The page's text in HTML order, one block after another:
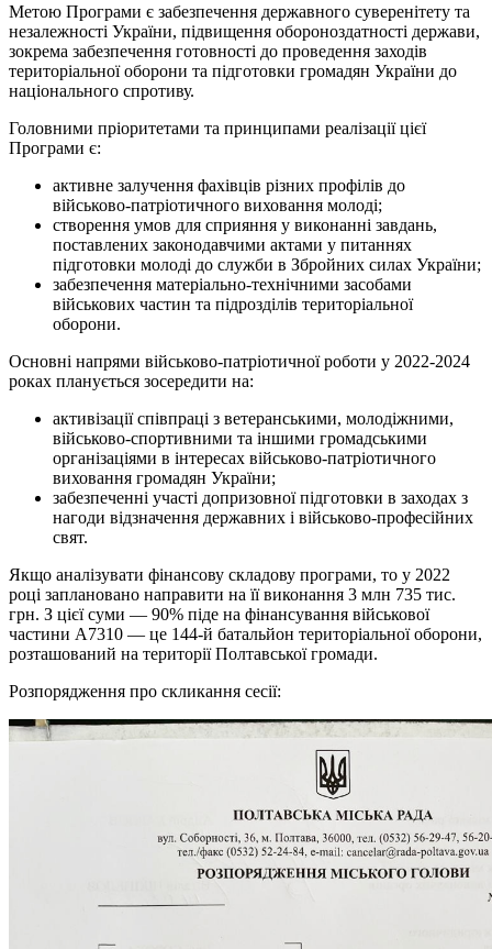
Метою Програми є забезпечення державного суверенітету та
незалежності України, підвищення обороноздатності держави,
зокрема забезпечення готовності до проведення заходів
територіальної оборони та підготовки громадян України до
національного спротиву.
Головними пріоритетами та принципами реалізації цієї
Програми є:
активне залучення фахівців різних профілів до
військово-патріотичного виховання молоді;
створення умов для сприяння у виконанні завдань,
поставлених законодавчими актами у питаннях
підготовки молоді до служби в Збройних силах України;
забезпечення матеріально-технічними засобами
військових частин та підрозділів територіальної
оборони.
Основні напрями військово-патріотичної роботи у 2022-2024
роках планується зосередити на:
активізації співпраці з ветеранськими, молодіжними,
військово-спортивними та іншими громадськими
організаціями в інтересах військово-патріотичного
виховання громадян України;
забезпеченні участі допризовної підготовки в заходах з
нагоди відзначення державних і військово-професійних
свят.
Якщо аналізувати фінансову складову програми, то у 2022
році заплановано направити на її виконання 3 млн 735 тис.
грн. З цієї суми — 90% піде на фінансування військової
частини А7310 — це 144-й батальйон територіальної оборони,
розташований на території Полтавської громади.
Розпорядження про скликання сесії: